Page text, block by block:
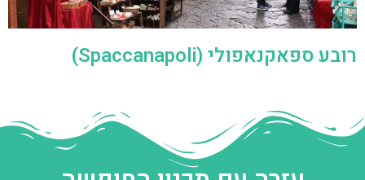
רובע ספאקנאפולי (Spaccanapoli)